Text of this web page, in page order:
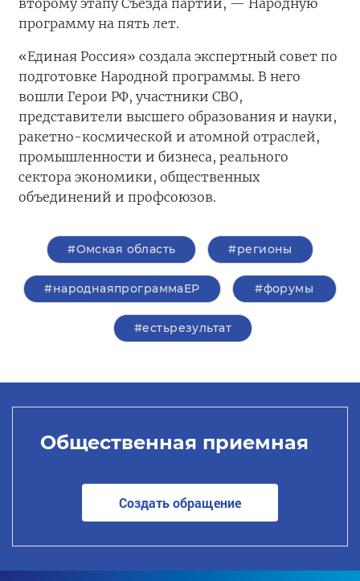
второму этапу Съезда партии, — Народную
программу на пять лет.
«Единая Россия» создала экспертный совет по
подготовке Народной программы. В него
вошли Герои РФ, участники СВО,
представители высшего образования и науки,
ракетно-космической и атомной отраслей,
промышленности и бизнеса, реального
сектора экономики, общественных
объединений и профсоюзов.
#Омская область #регионы
#народнаяпрограммаЕР #форумы
#естьрезультат
Общественная приемная
Создать обращение